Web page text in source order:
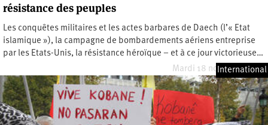
résistance des peuples
Les conquêtes militaires et les actes barbares de Daech (l’« Etat
islamique »), la campagne de bombardements aériens entreprise
par les Etats-Unis, la résistance héroïque – et à ce jour victorieuse…
Mardi 18 novembre 2014
International